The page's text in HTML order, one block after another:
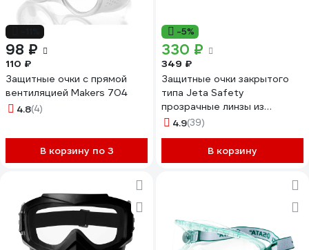
98 ₽
110 ₽
Защитные очки с прямой
вентиляцией Makers 704
4.8(4)
В корзину по 3
-5%
330 ₽
349 ₽
Защитные очки закрытого
типа Jeta Safety
прозрачные линзы из
поликарбонат JSG2011-C
4.9(39)
В корзину